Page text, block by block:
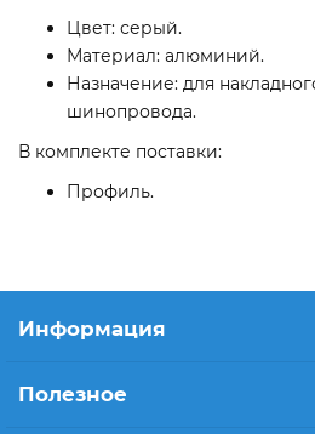
Цвет: серый.
Материал: алюминий.
Назначение: для
шинопровода.
В комплекте поставки:
Профиль.
Информация
Полезное